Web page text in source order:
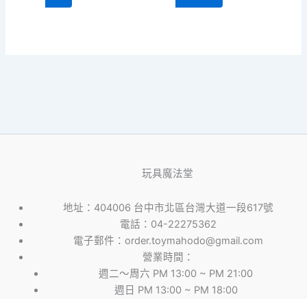
格：
玩具魔法堂
地址：404006 台中市北區台灣大道一段617號
電話：04-22275362
電子郵件：order.toymahodo@gmail.com
營業時間：
週二～周六 PM 13:00 ~ PM 21:00
週日 PM 13:00 ~ PM 18:00